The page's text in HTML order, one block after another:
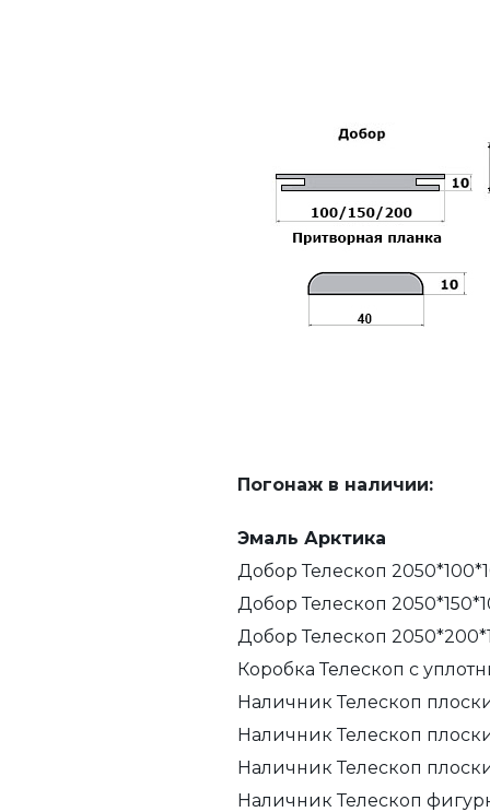
Погонаж в наличии:
Эмаль Арктика
Добор Телескоп
Добор Телескоп
Добор Телескоп
Коробка Телескоп с
Наличник Телескоп
Наличник Телескоп
Наличник Телескоп
Наличник Телескоп